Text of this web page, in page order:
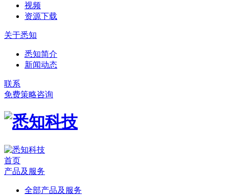
视频
资源下载
关于悉知
悉知简介
新闻动态
联系
免费策略咨询
首页
产品及服务
全部产品及服务